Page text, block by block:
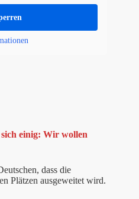
einig: Wir wollen
dass die
Plätzen ausgeweitet wird.